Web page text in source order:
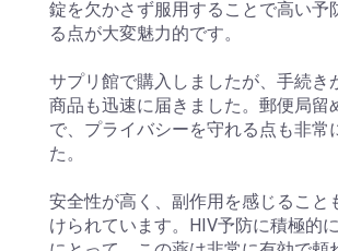
錠を欠かさず服用することで高い予
る点が大変魅力的です。
サプリ館で購入しましたが、手続き
商品も迅速に届きました。郵便局留
で、プライバシーを守れる点も非常
た。
安全性が高く、副作用を感じること
けられています。HIV予防に積極的